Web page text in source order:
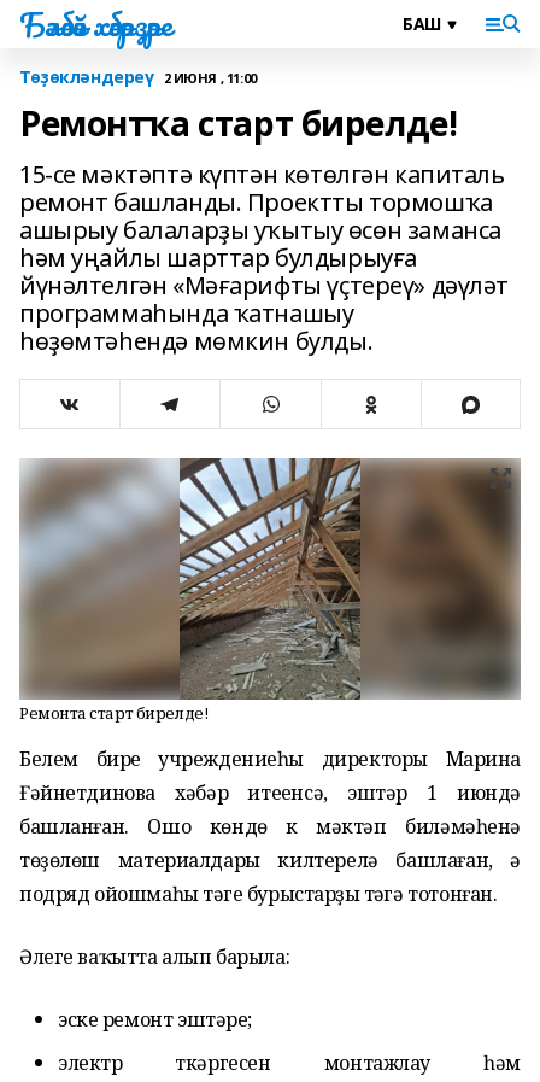
Бәләбәй хәбәрҙәре
Төҙөкләндереү 2 ИЮНЯ , 11:00
Ремонтҡа старт бирелде!
15-се мәктәптә күптән көтөлгән капиталь
ремонт башланды. Проектты тормошҡа
ашырыу балаларҙы уҡытыу өсөн заманса
һәм уңайлы шарттар булдырыуға
йүнәлтелгән «Мәғарифты үҫтереү» дәүләт
программаһында ҡатнашыу
һөҙөмтәһендә мөмкин булды.
Ремонтҡа старт бирелде!
Белем биреү учреждениеһы директоры Марина
Ғәйнетдинова хәбәр итеүенсә, эштәр 1 июндә
башланған. Ошо көндө үк мәктәп биләмәһенә
төҙөлөш материалдары килтерелә башлаған, ә
подряд ойошмаһы тәүге бурыстарҙы үтәүгә тотонған.
Әлеге ваҡытта алып барыла:
эске ремонт эштәре;
электр үткәргесен монтажлау һәм